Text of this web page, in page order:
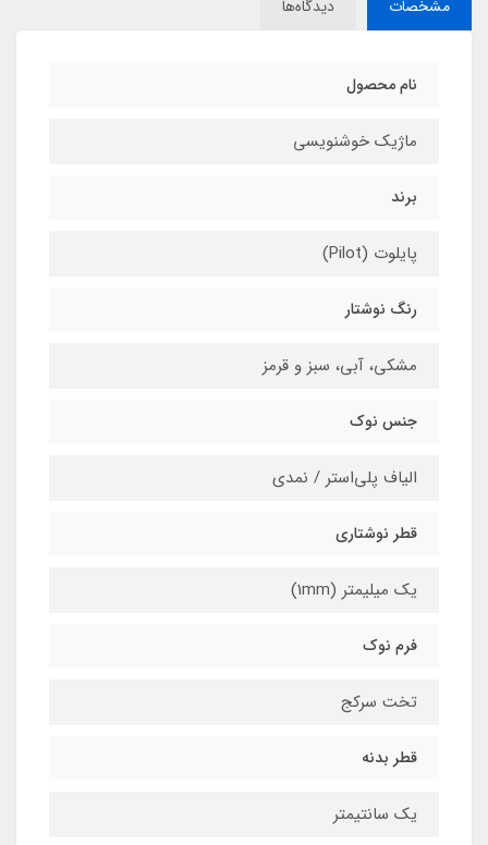
مشخصات دیدگاه‌ها
نام محصول
ماژیک خوشنویسی
برند
پایلوت (Pilot)
رنگ نوشتار
مشکی، آبی، سبز و قرمز
جنس نوک
الیاف پلی‌استر / نمدی
قطر نوشتاری
یک میلیمتر (1mm)
فرم نوک
تخت سرکج
قطر بدنه
یک سانتیمتر